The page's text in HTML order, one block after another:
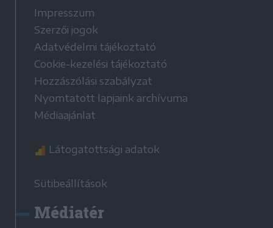
Impresszum
Szerzői jogok
Adatvédelmi tájékoztató
Cookie-kezelési tájékoztató
Hozzászólási szabályzat
Nyomtatott lapjaink archívuma
Médiaajánlat
Látogatottsági adatok
Sütibeállítások
Médiatér